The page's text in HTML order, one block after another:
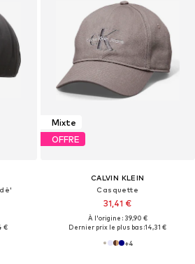
€
Mixte
OFFRE
CALVIN KLEIN
Casquette
31,41 €
À l'origine : 39,90 €
Dernier prix le plus bas :14,31 €
+4